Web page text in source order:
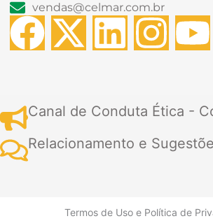
vendas@celmar.com.br
F
c
e
b
X
t
w
t
L
n
k
d
I
s
t
g
Y
u
t
b
Canal de Conduta Ética -
Relacionamento e
Termos de Uso e Política de